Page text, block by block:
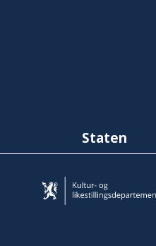
Staten